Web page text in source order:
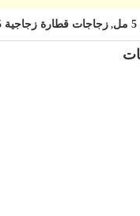
, زجاجات قطارة زجاجية 5 مل